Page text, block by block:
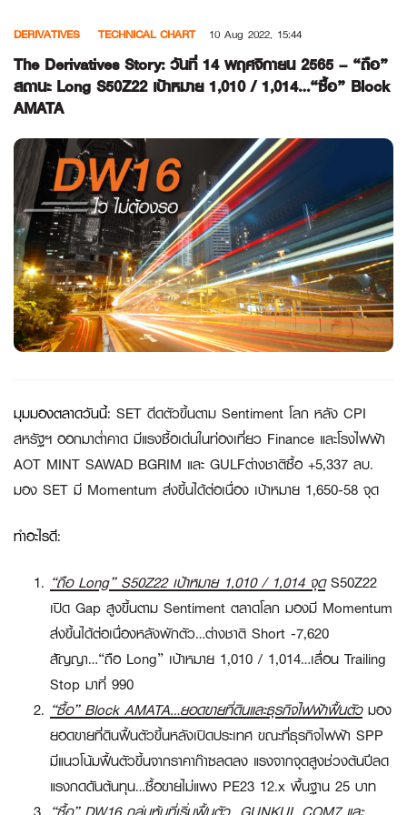
content
DERIVATIVES TECHNICAL CHART 10 Aug 2022, 15:44
The Derivatives Story: วันที่ 14 พฤศจิกายน 2565 – “ถือ”
สถานะ Long S50Z22 เป้าหมาย 1,010 / 1,014…“ซื้อ” Block
AMATA
มุมมองตลาดวันนี้: SET ดีดตัวขึ้นตาม Sentiment โลก หลัง CPI
สหรัฐฯ ออกมาต่ำคาด มีแรงซื้อเด่นในท่องเที่ยว Finance และโรงไฟฟ้า
AOT MINT SAWAD BGRIM และ GULFต่างชาติซื้อ +5,337 ลบ.
มอง SET มี Momentum ส่งขึ้นได้ต่อเนื่อง เป้าหมาย 1,650-58 จุด
ทำอะไรดี:
“ถือ Long” S50Z22 เป้าหมาย 1,010 / 1,014 จุดS50Z22
เปิด Gap สูงขึ้นตาม Sentiment ตลาดโลก มองมี Momentum
ส่งขึ้นได้ต่อเนื่องหลังพักตัว…ต่างชาติ Short -7,620
สัญญา…“ถือ Long” เป้าหมาย 1,010 / 1,014…เลื่อน Trailing
Stop มาที่ 990
“ซื้อ”Block AMATA…ยอดขายที่ดินและธุรกิจไฟฟ้าฟื้นตัว มอง
ยอดขายที่ดินฟื้นตัวขึ้นหลังเปิดประเทศ ขณะที่ธุรกิจไฟฟ้า SPP
มีแนวโน้มฟื้นตัวขึ้นจากราคาก๊าซลดลง แรงจากจุดสูงช่วงต้นปีลด
แรงกดดันต้นทุน…ซื้อขายไม่แพง PE23 12.x พื้นฐาน 25 บาท